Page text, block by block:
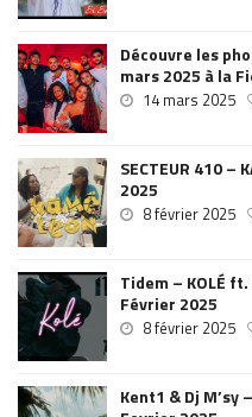
Découvre les
mars 2025 à la
14 mars 2025
SECTEUR 410 –
2025
8 février 2025
Tidem – KOLÉ
Février 2025
8 février 2025
Kent1 & Dj M’sy